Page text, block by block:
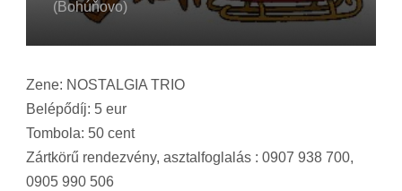
(Bohúňovo)
Zene: NOSTALGIA TRIO
Belépődíj: 5 eur
Tombola: 50 cent
Zártkörű rendezvény, asztalfoglalás : 0907 938 700,
0905 990 506